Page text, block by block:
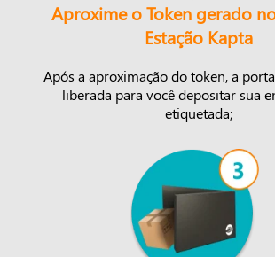
Aproxime o Token gerado
Estação Kapta
Após a aproximação do token, a
liberada para você depositar sua
etiquetada;